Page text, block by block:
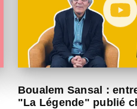
Boualem Sansal :
"La Légende" publié